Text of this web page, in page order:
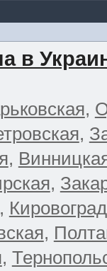
в
,
,
,
,
,
,
,